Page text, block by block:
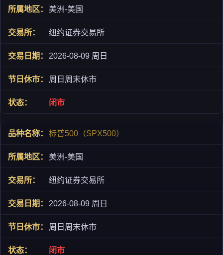
美洲-美国
纽约证券交易所
2026-08-09 周日
周日周末休市
闭市
标普500（SPX500）
美洲-美国
纽约证券交易所
2026-08-09 周日
周日周末休市
闭市